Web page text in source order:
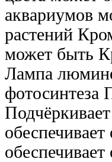
аквариумов
растений
может быть
Лампа
фотосинтеза